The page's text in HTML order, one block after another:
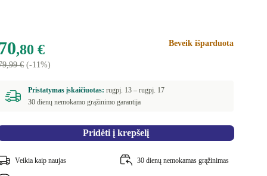
,80 €
€(-11%)
Beveik išparduota
Pristatymas įskaičiuotas:rugpj. 13 –rugpj. 17
30 dienų nemokamo grąžinimo garantija
Pridėti į krepšelį
Veikia kaip naujas 30 dienų nemokamas grąžinimas